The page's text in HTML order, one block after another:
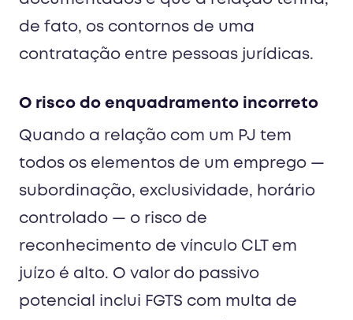
de fato, os contornos de uma
contratação entre pessoas jurídicas.
O risco do enquadramento incorreto
Quando a relação com um PJ tem
todos os elementos de um emprego —
subordinação, exclusividade, horário
controlado — o risco de
reconhecimento de vínculo CLT em
juízo é alto. O valor do passivo
potencial inclui FGTS com multa de